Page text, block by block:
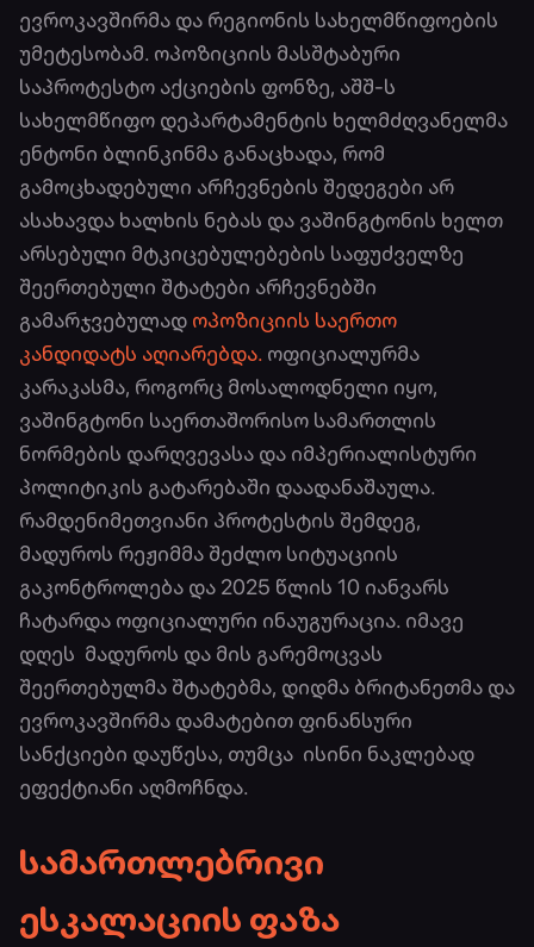
ევროკავშირმა და რეგიონის სახელმწიფოების
უმეტესობამ. ოპოზიციის მასშტაბური
საპროტესტო აქციების ფონზე, აშშ-ს
სახელმწიფო დეპარტამენტის ხელმძღვანელმა
ენტონი ბლინკინმა განაცხადა, რომ
გამოცხადებული არჩევნების შედეგები არ
ასახავდა ხალხის ნებას და ვაშინგტონის ხელთ
არსებული მტკიცებულებების საფუძველზე
შეერთებული შტატები არჩევნებში
გამარჯვებულად ოპოზიციის საერთო
კანდიდატს აღიარებდა. ოფიციალურმა
კარაკასმა, როგორც მოსალოდნელი იყო,
ვაშინგტონი საერთაშორისო სამართლის
ნორმების დარღვევასა და იმპერიალისტური
პოლიტიკის გატარებაში დაადანაშაულა.
რამდენიმეთვიანი პროტესტის შემდეგ,
მადუროს რეჟიმმა შეძლო სიტუაციის
გაკონტროლება და 2025 წლის 10 იანვარს
ჩატარდა ოფიციალური ინაუგურაცია. იმავე
დღეს მადუროს და მის გარემოცვას
შეერთებულმა შტატებმა, დიდმა ბრიტანეთმა და
ევროკავშირმა დამატებით ფინანსური
სანქციები დაუწესა, თუმცა ისინი ნაკლებად
ეფექტიანი აღმოჩნდა.
სამართლებრივი
ესკალაციის ფაზა